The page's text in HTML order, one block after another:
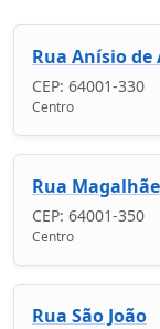
Rua Anísio de
CEP: 64001-330
Centro
Rua
CEP: 64001-350
Centro
Rua São João